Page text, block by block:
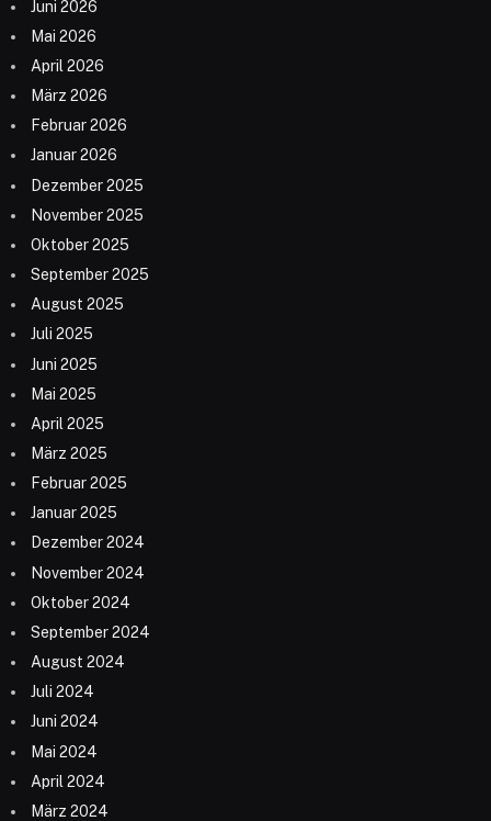
Juni 2026
Mai 2026
April 2026
März 2026
Februar 2026
Januar 2026
Dezember 2025
November 2025
Oktober 2025
September 2025
August 2025
Juli 2025
Juni 2025
Mai 2025
April 2025
März 2025
Februar 2025
Januar 2025
Dezember 2024
November 2024
Oktober 2024
September 2024
August 2024
Juli 2024
Juni 2024
Mai 2024
April 2024
März 2024